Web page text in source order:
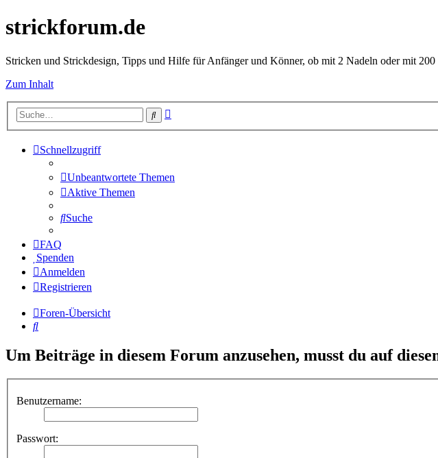
strickforum.de
Stricken und Strickdesign, Tipps und Hilfe für Anfänger und Könner, ob mit 2 Nadeln oder mit 200
Zum Inhalt
Suche
Schnellzugriff
Unbeantwortete Themen
Aktive Themen
Suche
FAQ
Spenden
Anmelden
Registrieren
Foren-Übersicht
Suche
Um Beiträge in diesem Forum anzusehen, musst du auf
Benutzername:
Passwort: